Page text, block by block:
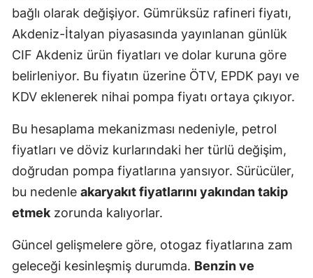
bağlı olarak değişiyor. Gümrüksüz rafineri fiyatı,
Akdeniz-İtalyan piyasasında yayınlanan günlük
CIF Akdeniz ürün fiyatları ve dolar kuruna göre
belirleniyor. Bu fiyatın üzerine ÖTV, EPDK payı ve
KDV eklenerek nihai pompa fiyatı ortaya çıkıyor.
Bu hesaplama mekanizması nedeniyle, petrol
fiyatları ve döviz kurlarındaki her türlü değişim,
doğrudan pompa fiyatlarına yansıyor. Sürücüler,
bu nedenle akaryakıt fiyatlarını yakından takip
etmek zorunda kalıyorlar.
Güncel gelişmelere göre, otogaz fiyatlarına zam
geleceği kesinleşmiş durumda. Benzin ve